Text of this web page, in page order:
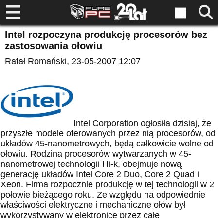
Intel rozpoczyna produkcję procesorów bez
zastosowania ołowiu
Rafał Romański, 23-05-2007 12:07
Intel Corporation ogłosiła dzisiaj, że
przyszłe modele oferowanych przez nią procesorów, od
układów 45-nanometrowych, będą całkowicie wolne od
ołowiu. Rodzina procesorów wytwarzanych w 45-
nanometrowej technologii Hi-k, obejmuje nową
generację układów Intel Core 2 Duo, Core 2 Quad i
Xeon. Firma rozpocznie produkcję w tej technologii w 2
połowie bieżącego roku. Ze względu na odpowiednie
właściwości elektryczne i mechaniczne ołów był
wykorzystywany w elektronice przez całe